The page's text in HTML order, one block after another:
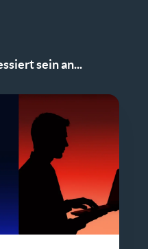
sein an...